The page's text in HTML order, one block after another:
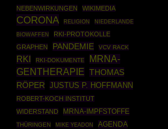
NEBENWIRKUNGEN
WIKIMEDIA
CORONA RELIGION NIEDERLANDE
BIOWAFFEN
RKI-PROTOKOLLE
GRAPHEN
PANDEMIE VCV RACK
RKI RKI-DOKUMENTE
MRNA-
GENTHERAPIE THOMAS
RÖPER
JUSTUS P. HOFFMANN
ROBERT-KOCH INSTITUT
WIDERSTAND
MRNA-IMPFSTOFFE
THÜRINGEN MIKE YEADON
AGENDA